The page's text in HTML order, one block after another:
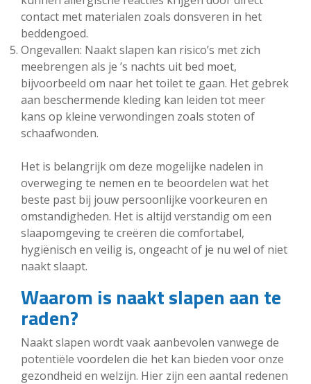
contact met materialen zoals donsveren in het
beddengoed.
Ongevallen: Naakt slapen kan risico’s met zich
meebrengen als je ’s nachts uit bed moet,
bijvoorbeeld om naar het toilet te gaan. Het gebrek
aan beschermende kleding kan leiden tot meer
kans op kleine verwondingen zoals stoten of
schaafwonden.
Het is belangrijk om deze mogelijke nadelen in
overweging te nemen en te beoordelen wat het
beste past bij jouw persoonlijke voorkeuren en
omstandigheden. Het is altijd verstandig om een
slaapomgeving te creëren die comfortabel,
hygiënisch en veilig is, ongeacht of je nu wel of niet
naakt slaapt.
Waarom is naakt slapen aan te
raden?
Naakt slapen wordt vaak aanbevolen vanwege de
potentiële voordelen die het kan bieden voor onze
gezondheid en welzijn. Hier zijn een aantal redenen